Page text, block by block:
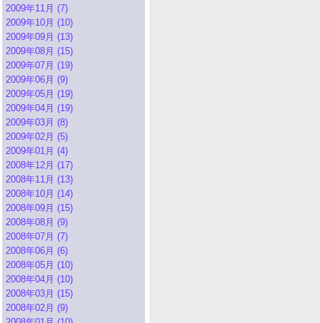
2009年11月 (7)
2009年10月 (10)
2009年09月 (13)
2009年08月 (15)
2009年07月 (19)
2009年06月 (9)
2009年05月 (19)
2009年04月 (19)
2009年03月 (8)
2009年02月 (5)
2009年01月 (4)
2008年12月 (17)
2008年11月 (13)
2008年10月 (14)
2008年09月 (15)
2008年08月 (9)
2008年07月 (7)
2008年06月 (6)
2008年05月 (10)
2008年04月 (10)
2008年03月 (15)
2008年02月 (9)